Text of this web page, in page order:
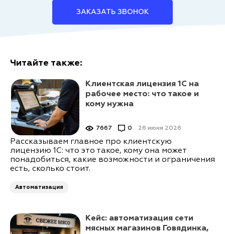
ЗАКАЗАТЬ ЗВОНОК
Читайте также:
Клиентская лицензия 1С на
рабочее место: что такое и
кому нужна
26 июня 2026
7667 0
Рассказываем главное про клиентскую
лицензию 1С: что это такое, кому она может
понадобиться, какие возможности и ограничения
есть, сколько стоит.
Автоматизация
Кейс: автоматизация сети
мясных магазинов Говядинка,